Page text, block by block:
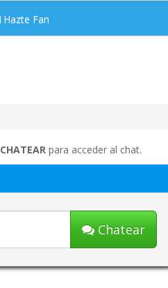
Hazte Fan
CHATEAR para acceder al chat.
Chatear